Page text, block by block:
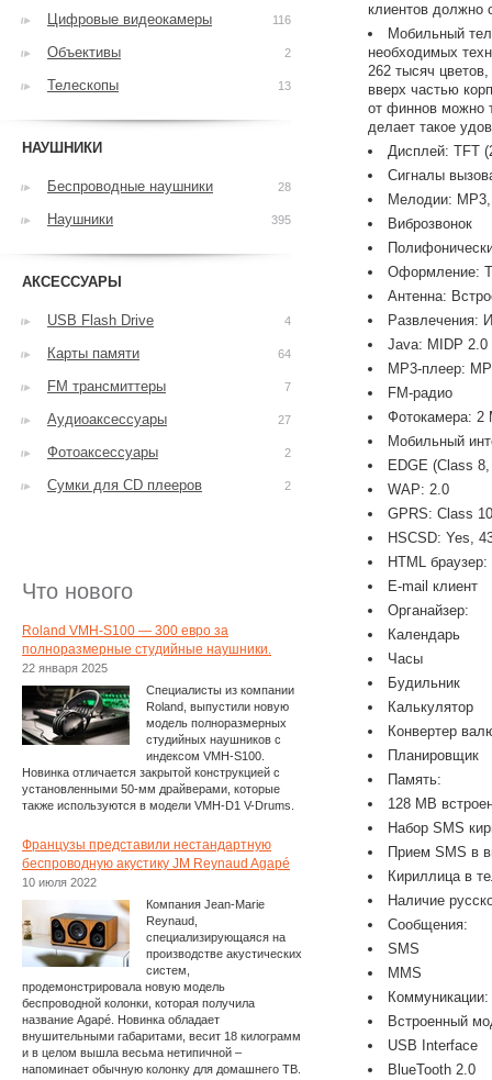
клиентов должно
Мобильный
необходимых
262 тысяч
вверх частью
от финнов можно
делает такое
Дисплей: TFT
Сигналы
Мелодии:
Виброзвонок
Оформление:
Антенна:
Развлечения:
Java: MIDP 2.0
MP3-плеер:
FM-радио
Фотокамера: 2
Мобильный
EDGE (Class
WAP: 2.0
GPRS: Class
HSCSD: Yes,
HTML
E-mail клиент
Органайзер:
Календарь
Часы
Будильник
Калькулятор
Конвертер
Планировщик
Память:
128 MB
Набор SMS
Прием SMS в
Кириллица в
Наличие
Сообщения:
SMS
MMS
Коммуникации:
Встроенный
USB Interface
BlueTooth 2.0
Цифровые видеокамеры 116
Объективы 2
Телескопы 13
НАУШНИКИ
Беспроводные наушники 28
Наушники 395
АКСЕССУАРЫ
USB Flash Drive 4
Карты памяти 64
FM трансмиттеры 7
Аудиоаксессуары 27
Фотоаксессуары 2
Сумки для CD плееров 2
Что нового
Roland VMH-S100 — 300 евро за
полноразмерные студийные наушники.
22 января 2025
Специалисты из компании
Roland, выпустили новую
модель полноразмерных
студийных наушников с
индексом VMH-S100.
Новинка отличается закрытой конструкцией с
установленными 50-мм драйверами, которые
также используются в модели VMH-D1 V-Drums.
Французы представили нестандартную
беспроводную акустику JM Reynaud Agapé
10 июля 2022
Компания Jean-Marie
Reynaud,
специализирующаяся на
производстве акустических
систем,
продемонстрировала новую модель
беспроводной колонки, которая получила
название Agapé. Новинка обладает
внушительными габаритами, весит 18 килограмм
и в целом вышла весьма нетипичной –
напоминает обычную колонку для домашнего ТВ.